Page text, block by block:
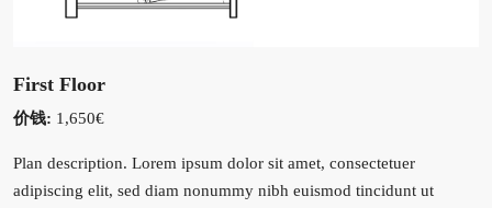
First Floor
价钱: 1,650€
Plan description. Lorem ipsum dolor sit amet, consectetuer
adipiscing elit, sed diam nonummy nibh euismod tincidunt ut